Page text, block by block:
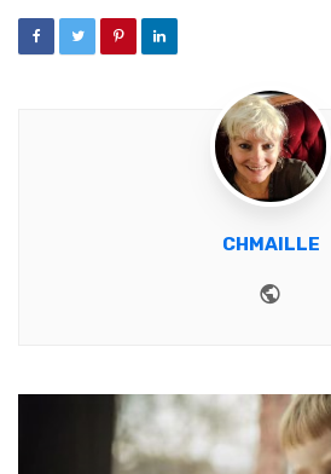
CHMAILLE